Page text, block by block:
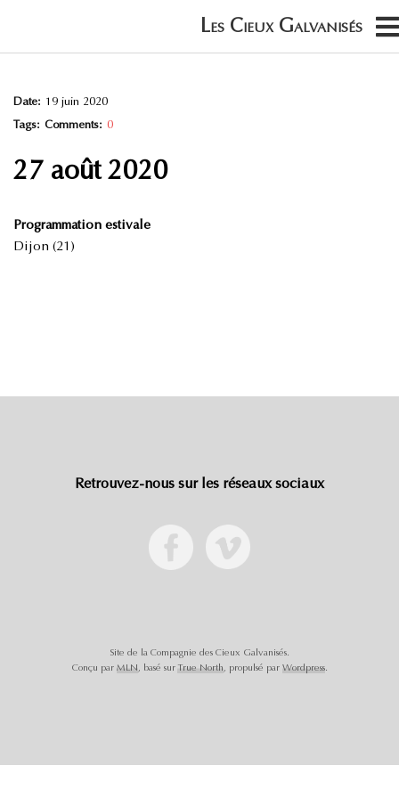
Date: 19 juin 2020
Tags: Comments: 0
27 août 2020
Programmation estivale
Dijon (21)
Retrouvez-nous sur les réseaux sociaux
Site de la Compagnie des Cieux Galvanisés.
Conçu par MLN, basé sur True North, propulsé par Wordpress.